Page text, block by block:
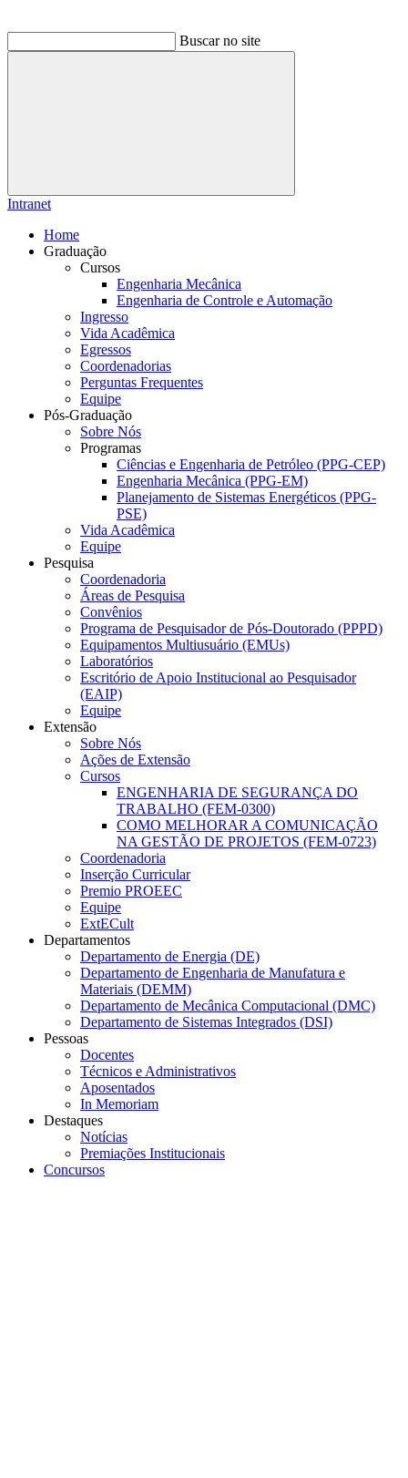
Buscar no site
Buscar
Intranet
Home
Graduação
Cursos
Engenharia Mecânica
Engenharia de Controle e Automação
Ingresso
Vida Acadêmica
Egressos
Coordenadorias
Perguntas Frequentes
Equipe
Pós-Graduação
Sobre Nós
Programas
Ciências e Engenharia de Petróleo (PPG-CEP)
Engenharia Mecânica (PPG-EM)
Planejamento de Sistemas Energéticos (PPG-
PSE)
Vida Acadêmica
Equipe
Pesquisa
Coordenadoria
Áreas de Pesquisa
Convênios
Programa de Pesquisador de Pós-Doutorado (PPPD)
Equipamentos Multiusuário (EMUs)
Laboratórios
Escritório de Apoio Institucional ao Pesquisador
(EAIP)
Equipe
Extensão
Sobre Nós
Ações de Extensão
Cursos
ENGENHARIA DE SEGURANÇA DO
TRABALHO (FEM-0300)
COMO MELHORAR A COMUNICAÇÃO
NA GESTÃO DE PROJETOS (FEM-0723)
Coordenadoria
Inserção Curricular
Premio PROEEC
Equipe
ExtECult
Departamentos
Departamento de Energia (DE)
Departamento de Engenharia de Manufatura e
Materiais (DEMM)
Departamento de Mecânica Computacional (DMC)
Departamento de Sistemas Integrados (DSI)
Pessoas
Docentes
Técnicos e Administrativos
Aposentados
In Memoriam
Destaques
Notícias
Premiações Institucionais
Concursos